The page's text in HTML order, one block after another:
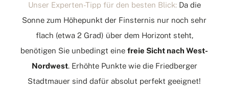
Unser Experten-Tipp für den besten Blick: Da die
Sonne zum Höhepunkt der Finsternis nur noch sehr
flach (etwa 2 Grad) über dem Horizont steht,
benötigen Sie unbedingt einefreie Sicht nach West-
Nordwest. Erhöhte Punkte wie die Friedberger
Stadtmauer sind dafür absolut perfekt geeignet!